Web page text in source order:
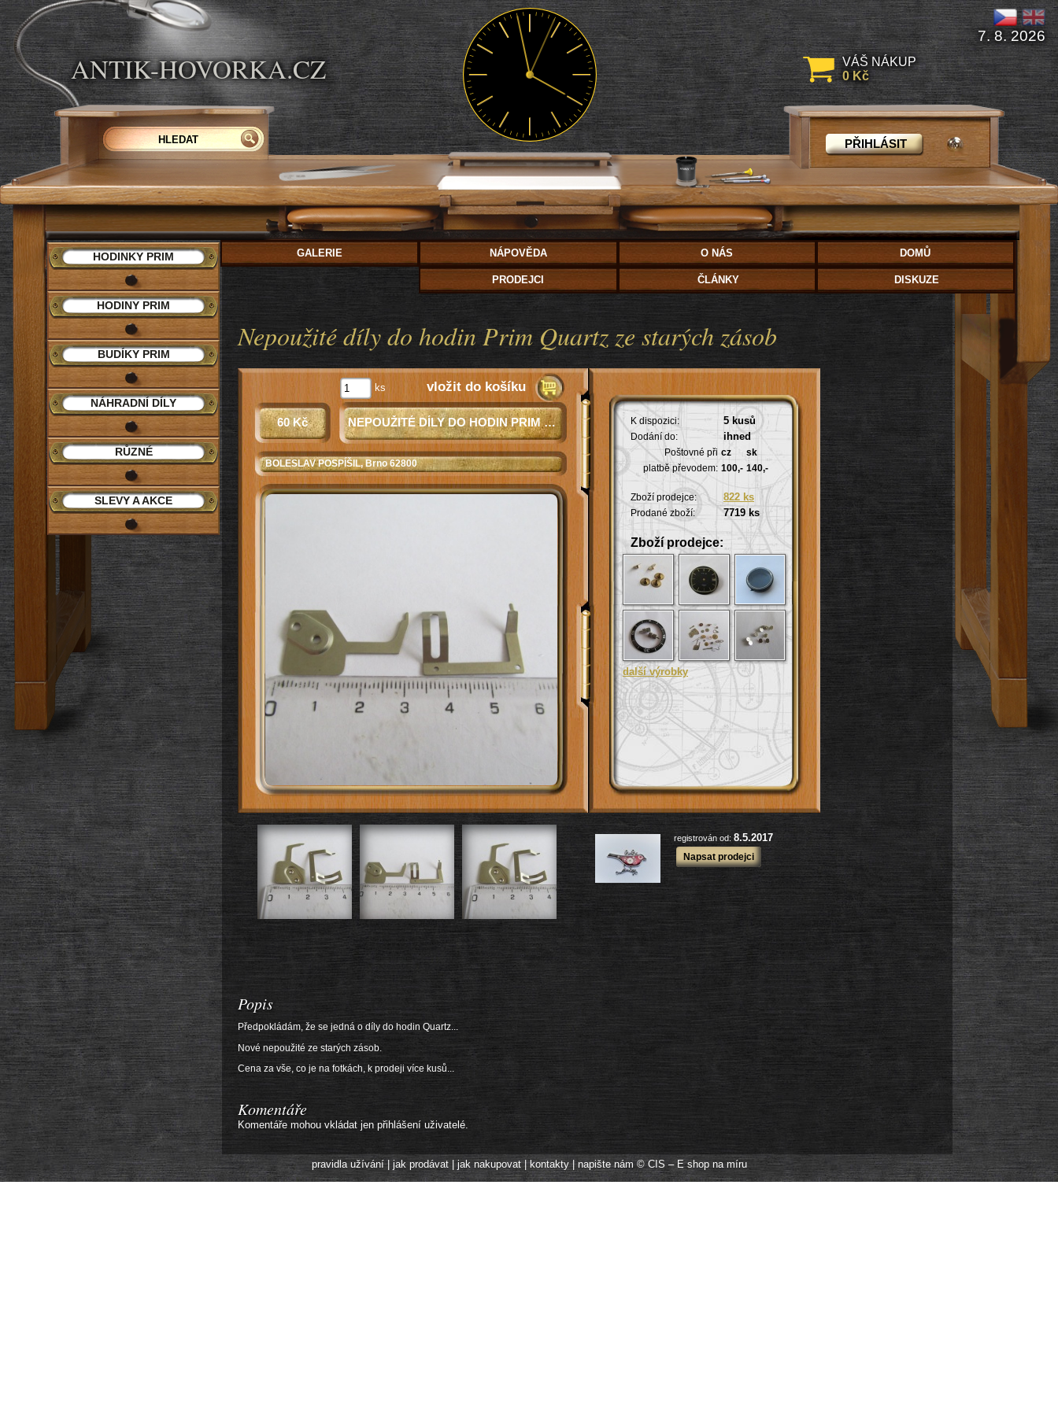
Nepoužité díly do hodin Prim Quartz ze starých zásob
60 Kč NEPOUŽITÉ DÍLY DO HODIN PRIM QUARTZ ZE STARÝCH ZÁSOB
BOLESLAV POSPÍŠIL, Brno 62800
ks vložit do košíku
K dispozici: 5 kusů
Dodání do: ihned
Poštovné při cz
sk
platbě převodem: 100,- 140,-
Zboží prodejce: 822 ks
Prodané zboží: 7719 ks
Zboží prodejce:
další výrobky
registrován od:8.5.2017
Napsat prodejci
Popis
Předpokládám, že se jedná o díly do hodin Quartz...
Nové nepoužité ze starých zásob.
Cena za vše, co je na fotkách, k prodeji více kusů...
Komentáře
Komentáře mohou vkládat jen přihlášení uživatelé.
ANTIK-HOVORKA.CZ
PŘIHLÁSIT
7. 8. 2026
VÁŠ NÁKUP
0 Kč
DOMŮ
O NÁS
NÁPOVĚDA
GALERIE
DISKUZE
ČLÁNKY
PRODEJCI
HODINKY PRIM
HODINY PRIM
BUDÍKY PRIM
NÁHRADNÍ DÍLY
RŮZNÉ
SLEVY A AKCE
pravidla užívání| jak prodávat|jak nakupovat|kontakty| napište nám © CIS – E shop na míru